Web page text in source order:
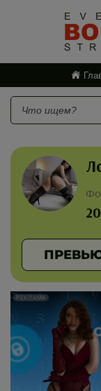
РЕКЛАМА